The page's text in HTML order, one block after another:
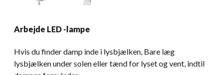
Arbejde LED -lampe
Hvis du finder damp inde i lysbjælken, Bare læg
lysbjælken under solen eller tænd for lyset og vent, indtil